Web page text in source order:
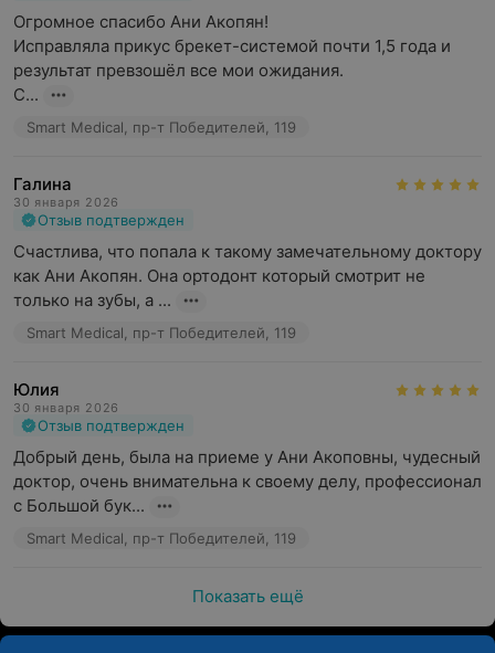
Огромное спасибо Ани Акопян!
Исправляла прикус брекет-системой почти 1,5 года и
результат превзошёл все мои ожидания.
С...
Smart Medical, пр-т Победителей, 119
Галина
30 января 2026
Отзыв подтвержден
Счастлива, что попала к такому замечательному доктору
как Ани Акопян. Она ортодонт который смотрит не
только на зубы, а ...
Smart Medical, пр-т Победителей, 119
Юлия
30 января 2026
Отзыв подтвержден
Добрый день, была на приеме у Ани Акоповны, чудесный
доктор, очень внимательна к своему делу, профессионал
с Большой бук...
Smart Medical, пр-т Победителей, 119
Показать ещё